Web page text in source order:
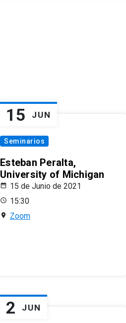
15 JUN
Seminarios
Esteban Peralta,
University of Michigan
15 de Junio de 2021
15:30
Zoom
2 JUN